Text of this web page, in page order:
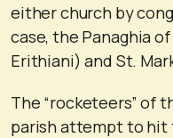
either church by
case, the Panaghia
Erithiani) and St.
The “rocketeers” of
parish attempt to hit